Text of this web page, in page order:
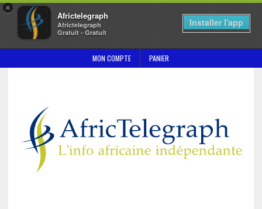
×
Africtelegraph
Africtelegraph
Gratuit - Gratuit
Installer l'app
MON COMPTE PANIER